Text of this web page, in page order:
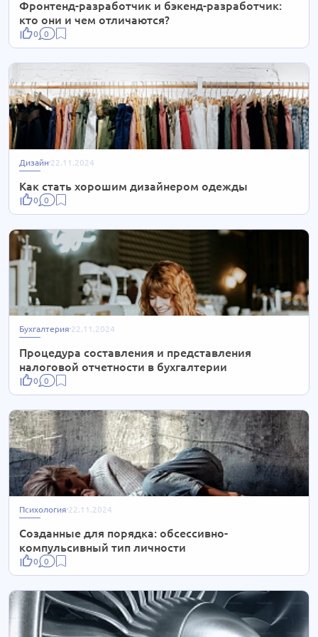
Фронтенд-разработчик и бэкенд-разработчик:
кто они и чем отличаются?
0 0
Дизайн 22.11.2024
Как стать хорошим дизайнером одежды
0 0
Бухгалтерия 22.11.2024
Процедура составления и представления
налоговой отчетности в бухгалтерии
0 0
Психология 22.11.2024
Созданные для порядка: обсессивно-
компульсивный тип личности
0 0